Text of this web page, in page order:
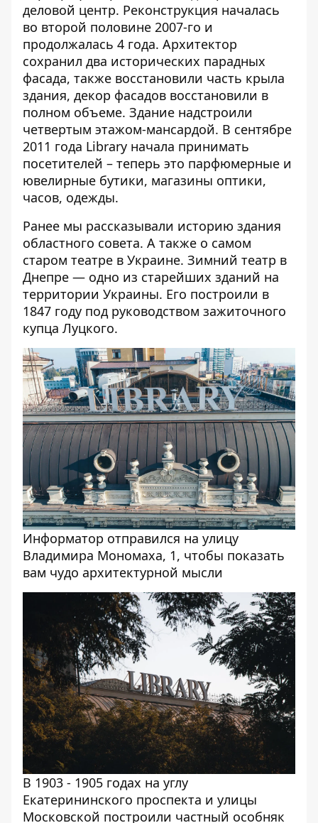
деловой центр. Реконструкция началась
во второй половине 2007-го и
продолжалась 4 года. Архитектор
сохранил два исторических парадных
фасада, также восстановили часть крыла
здания, декор фасадов восстановили в
полном объеме. Здание надстроили
четвертым этажом-мансардой. В сентябре
2011 года Library начала принимать
посетителей – теперь это парфюмерные и
ювелирные бутики, магазины оптики,
часов, одежды.
Ранее мы рассказывали историю здания
областного совета. А также о самом
старом театре в Украине. Зимний театр в
Днепре — одно из старейших зданий на
территории Украины. Его построили в
1847 году под руководством зажиточного
купца Луцкого.
Информатор отправился на улицу
Владимира Мономаха, 1, чтобы показать
вам чудо архитектурной мысли
В 1903 - 1905 годах на углу
Екатерининского проспекта и улицы
Московской построили частный особняк